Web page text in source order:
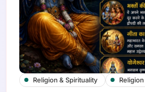
Religion & Spirituality